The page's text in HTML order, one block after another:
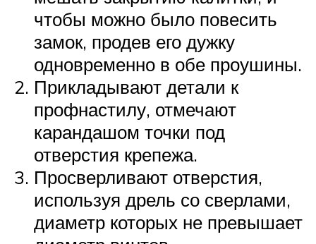
чтобы можно было повесить
замок, продев его дужку
одновременно в обе проушины.
Прикладывают детали к
профнастилу, отмечают
карандашом точки под
отверстия крепежа.
Просверливают отверстия,
используя дрель со сверлами,
диаметр которых не превышает